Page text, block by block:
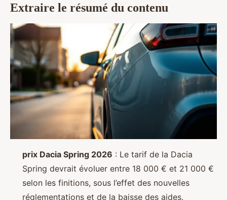
Extraire le résumé du contenu
prix Dacia Spring 2026 : Le tarif de la Dacia
Spring devrait évoluer entre 18 000 € et 21 000 €
selon les finitions, sous l’effet des nouvelles
réglementations et de la baisse des aides.